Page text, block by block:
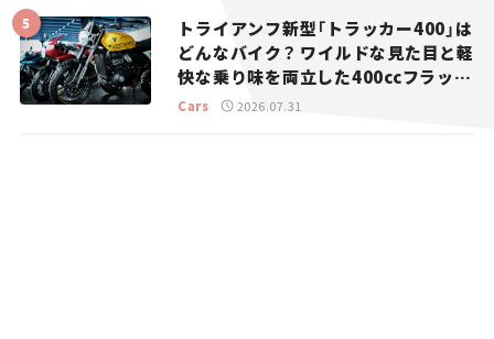
トライアンフ新型「トラッカー400」は
どんなバイク？ ワイルドな見た目と軽
快な乗り味を両立した400ccフラット
トラッカー【試乗レビュー】
Cars 2026.07.31